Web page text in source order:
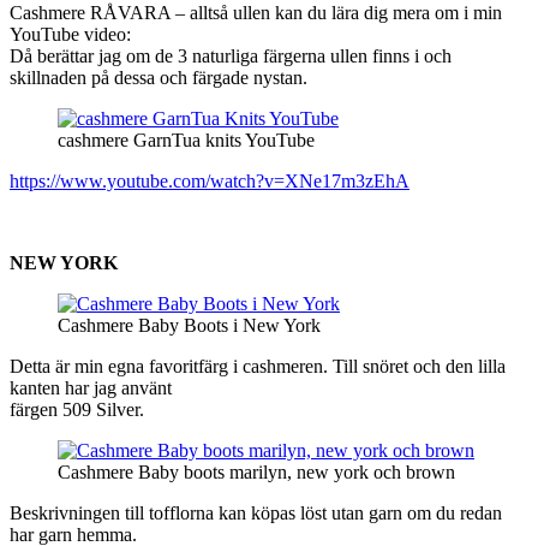
Cashmere RÅVARA – alltså ullen kan du lära dig mera om i min
YouTube video:
Då berättar jag om de 3 naturliga färgerna ullen finns i och
skillnaden på dessa och färgade nystan.
cashmere GarnTua knits YouTube
https://www.youtube.com/watch?v=XNe17m3zEhA
NEW YORK
Cashmere Baby Boots i New York
Detta är min egna favoritfärg i cashmeren. Till snöret och den lilla
kanten har jag använt
färgen 509 Silver.
Cashmere Baby boots marilyn, new york och brown
Beskrivningen till tofflorna kan köpas löst utan garn om du redan
har garn hemma.